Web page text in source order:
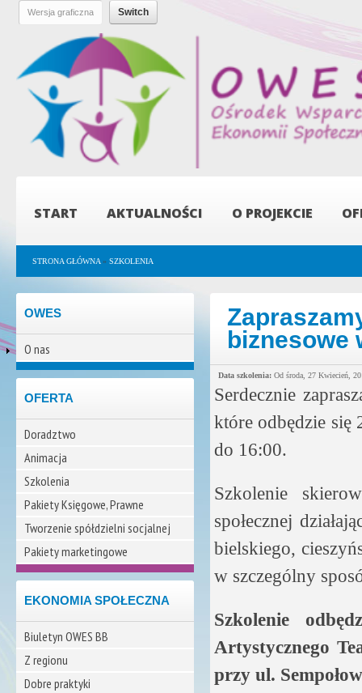
OWES -
Ośrodek
Wsparcia
Ekonomii
Społecznej
START AKTUALNOŚCI O PROJEKCIE
Jesteś tutaj
STRONA GŁÓWNA » SZKOLENIA
OWES
O nas
OFERTA
Doradztwo
Animacja
Szkolenia
Pakiety Księgowe, Prawne
Tworzenie spółdzielni socjalnej
Pakiety marketingowe
EKONOMIA SPOŁECZNA
Biuletyn OWES BB
Z regionu
Dobre praktyki
biznesowe
Data szkolenia: Od środa, 27 Kwiecień,
Serdecznie
które odbędzie się
do 16:00.
Szkolenie
społecznej
bielskiego,
w szczególny
Szkolenie
Artystycznego
przy ul.